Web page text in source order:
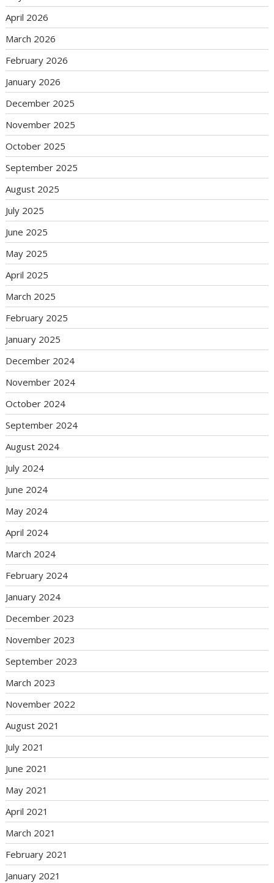
April 2026
March 2026
February 2026
January 2026
December 2025
November 2025
October 2025
September 2025
August 2025
July 2025
June 2025
May 2025
April 2025
March 2025
February 2025
January 2025
December 2024
November 2024
October 2024
September 2024
August 2024
July 2024
June 2024
May 2024
April 2024
March 2024
February 2024
January 2024
December 2023
November 2023
September 2023
March 2023
November 2022
August 2021
July 2021
June 2021
May 2021
April 2021
March 2021
February 2021
January 2021